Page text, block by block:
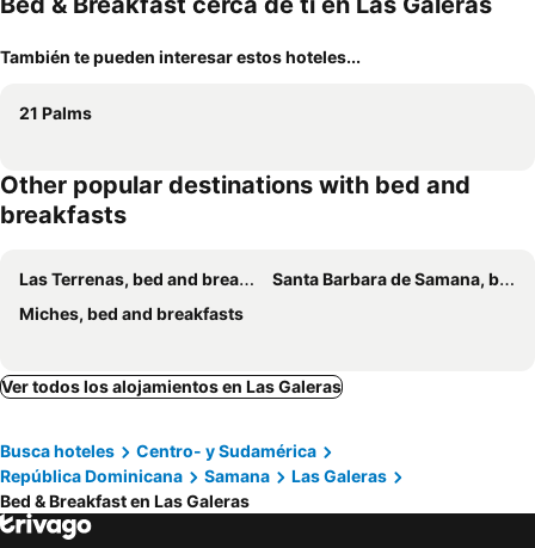
También te pueden interesar estos hoteles...
21 Palms
Other popular destinations with bed and
breakfasts
Las Terrenas, bed and breakfasts
Santa Barbara de Samana, bed and breakfasts
Miches, bed and breakfasts
Ver todos los alojamientos en Las Galeras
Busca hoteles
Centro- y Sudamérica
República Dominicana
Samana
Las Galeras
Bed & Breakfast en Las Galeras